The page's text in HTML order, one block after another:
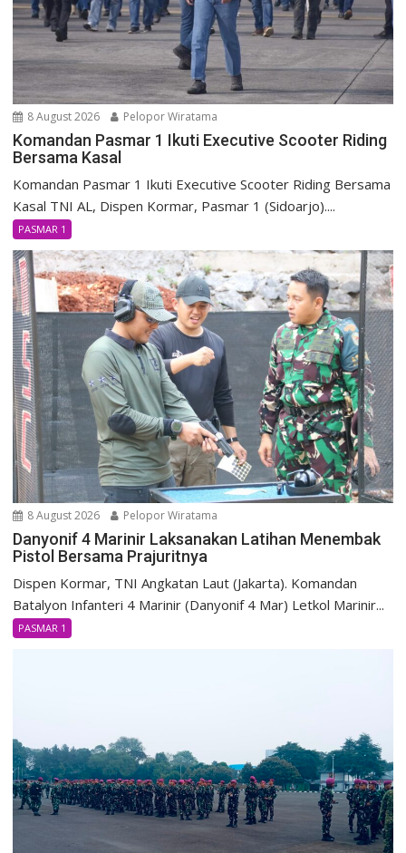
8 August 2026 Pelopor Wiratama
Komandan Pasmar 1 Ikuti Executive Scooter Riding
Bersama Kasal
Komandan Pasmar 1 Ikuti Executive Scooter Riding Bersama
Kasal TNI AL, Dispen Kormar, Pasmar 1 (Sidoarjo)....
PASMAR 1
8 August 2026 Pelopor Wiratama
Danyonif 4 Marinir Laksanakan Latihan Menembak
Pistol Bersama Prajuritnya
Dispen Kormar, TNI Angkatan Laut (Jakarta). Komandan
Batalyon Infanteri 4 Marinir (Danyonif 4 Mar) Letkol Marinir...
PASMAR 1